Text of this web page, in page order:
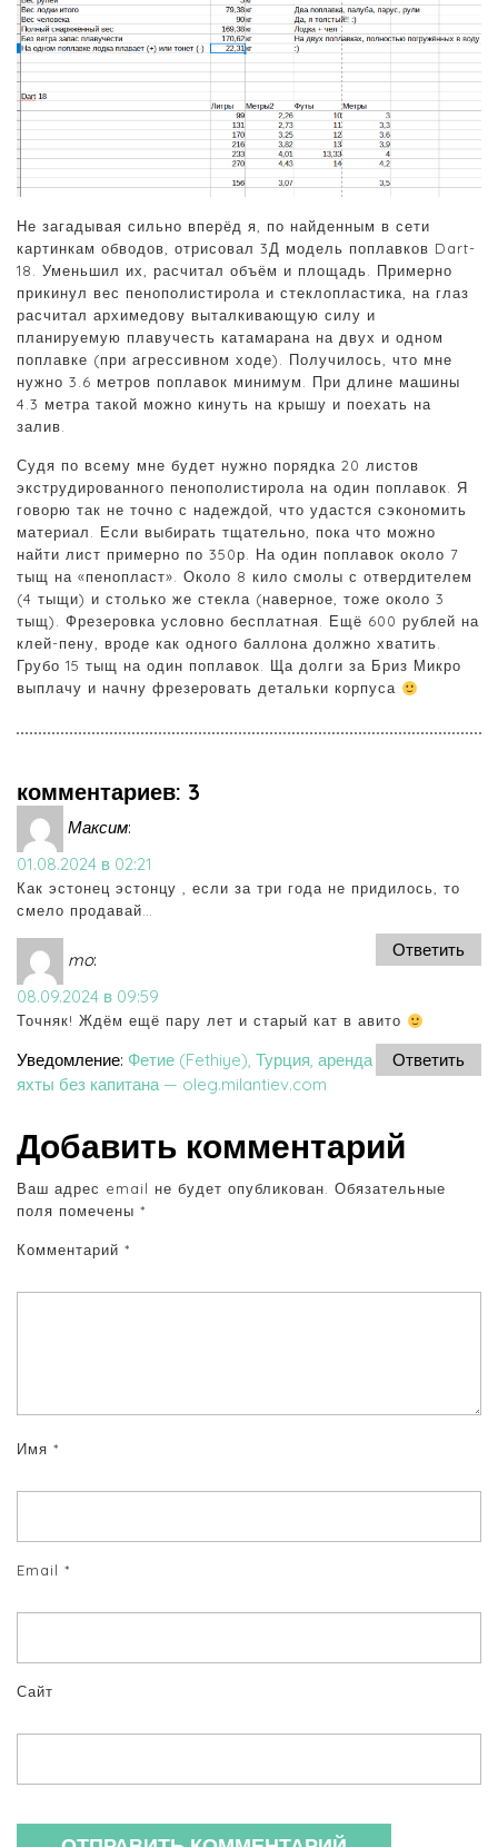
Не загадывая сильно вперёд я, по найденным в сети
картинкам обводов, отрисовал 3Д модель поплавков Dart-
18. Уменьшил их, расчитал объём и площадь. Примерно
прикинул вес пенополистирола и стеклопластика, на глаз
расчитал архимедову выталкивающую силу и
планируемую плавучесть катамарана на двух и одном
поплавке (при агрессивном ходе). Получилось, что мне
нужно 3.6 метров поплавок минимум. При длине машины
4.3 метра такой можно кинуть на крышу и поехать на
залив.
Судя по всему мне будет нужно порядка 20 листов
экструдированного пенополистирола на один поплавок. Я
говорю так не точно с надеждой, что удастся сэкономить
материал. Если выбирать тщательно, пока что можно
найти лист примерно по 350р. На один поплавок около 7
тыщ на «пенопласт». Около 8 кило смолы с отвердителем
(4 тыщи) и столько же стекла (наверное, тоже около 3
тыщ). Фрезеровка условно бесплатная. Ещё 600 рублей на
клей-пену, вроде как одного баллона должно хватить.
Грубо 15 тыщ на один поплавок. Ща долги за Бриз Микро
выплачу и начну фрезеровать детальки корпуса
комментариев: 3
Максим:
01.08.2024 в 02:21
Как эстонец эстонцу , если за три года не придилось, то
смело продавай…
Ответить
mo:
08.09.2024 в 09:59
Точняк! Ждём ещё пару лет и старый кат в авито
Ответить
Уведомление: Фетие (Fethiye), Турция, аренда
яхты без капитана — oleg.milantiev.com
Добавить комментарий
Ваш адрес email не будет опубликован. Обязательные
поля помечены *
Комментарий *
Имя *
Email *
Сайт